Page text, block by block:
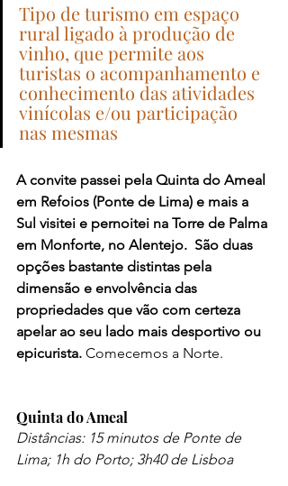
Tipo de turismo em espaço
rural ligado à produção de
vinho, que permite aos
turistas o acompanhamento e
conhecimento das atividades
vinícolas e/ou participação
nas mesmas
A convite passei pela Quinta do Ameal
em Refoios (Ponte de Lima) e mais a
Sul visitei e pernoitei na Torre de Palma
em Monforte, no Alentejo.  São duas
opções bastante distintas pela
dimensão e envolvência das
propriedades que vão com certeza
apelar ao seu lado mais desportivo ou
epicurista. Comecemos a Norte.
Quinta do Ameal
Distâncias: 15 minutos de Ponte de
Lima; 1h do Porto; 3h40 de Lisboa